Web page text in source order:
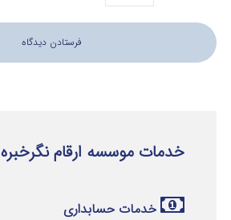
خدمات موسسه ارقام نگرخبره
خدمات حسابداری